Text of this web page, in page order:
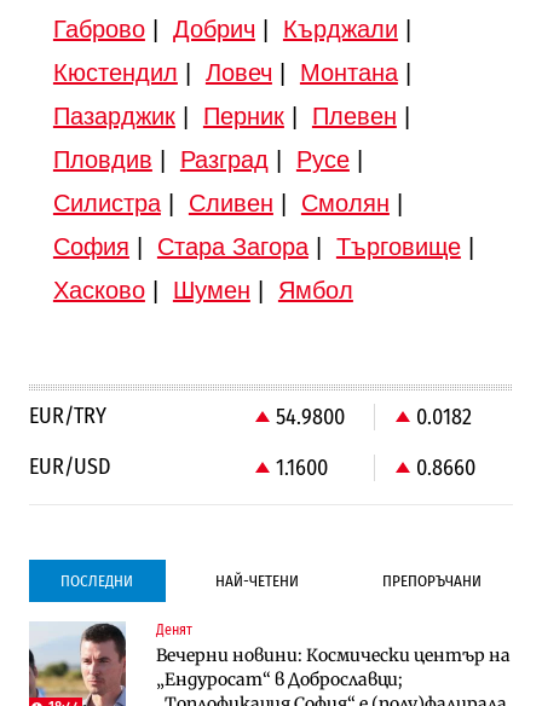
Габрово| Добрич Кърджали
Кюстендил
Ловеч Монтана|
Пазарджик| Перник| Плевен
Пловдив
Разград Русе|
Силистра| Сливен Смолян
София
Стара Загора| Търговище|
Хасково| Шумен Ямбол
EUR/TRY 54.9800
0.0182
EUR/USD
1.1600 0.8660
ПОСЛЕДНИ НАЙ-ЧЕТЕНИ ПРЕПОРЪЧАНИ
Денят
Вечерни новини: Космически център на
„Ендуросат“ в Доброславци;
Градоустройство
Столична община избра изпълнител за
преместването на трамвайното
Компании
Vivacom предлага над 150 устройства с
90% отстъпка през август